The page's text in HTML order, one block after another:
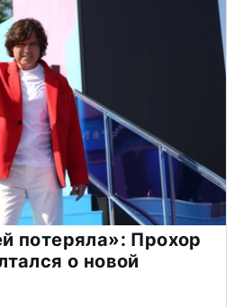
потеряла»: Прохор
о новой